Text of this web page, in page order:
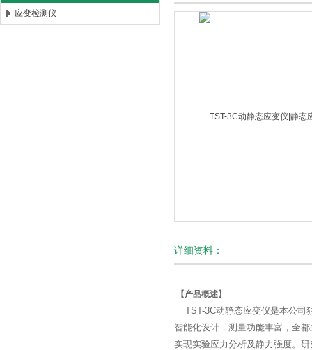
应变检测仪
详细资料：
【产品概述】
TST-3C动静态应变仪是本公司
智能化设计，测量功能丰富，全
实现实验应力分析及静力强度。